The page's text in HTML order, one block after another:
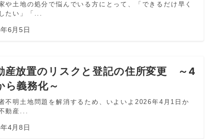
や土地の処分で悩んでいる方にとって、「できるだけ早く
たい」「...
6月5日
産放置のリスクと登記の住所変更 ～4
ら義務化～
不明土地問題を解消するため、いよいよ2026年4月1日か
動産...
4月8日